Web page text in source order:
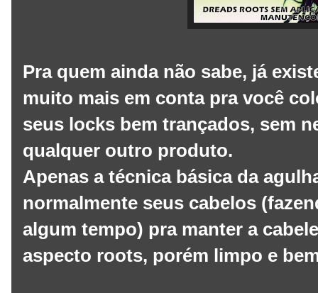
Pra quem ainda não sabe, já
muito mais em conta pra você
seus locks bem trançados, sem
qualquer outro produto.
Apenas a técnica básica da
normalmente seus cabelos
algum tempo) pra manter a
aspecto roots, porém limpo e